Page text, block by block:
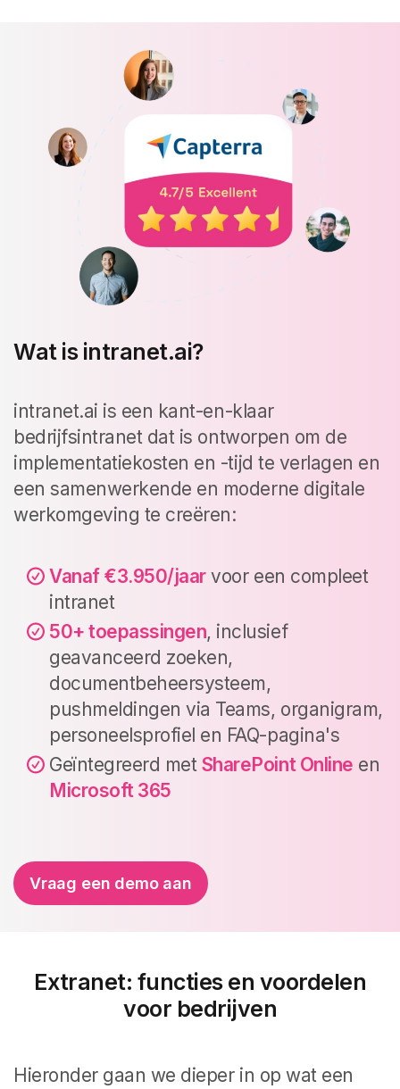
Wat is intranet.ai?
intranet.ai is een kant-en-klaar
bedrijfsintranet dat is ontworpen om de
implementatiekosten en -tijd te verlagen en
een samenwerkende en moderne digitale
werkomgeving te creëren:
Vanaf €3.950/jaar voor een compleet
intranet
50+ toepassingen, inclusief
geavanceerd zoeken,
documentbeheersysteem,
pushmeldingen via Teams, organigram,
personeelsprofiel en FAQ-pagina's
Geïntegreerd met SharePoint Online en
Microsoft 365
Vraag een demo aan
Extranet: functies en voordelen
voor bedrijven
Hieronder gaan we dieper in op wat een